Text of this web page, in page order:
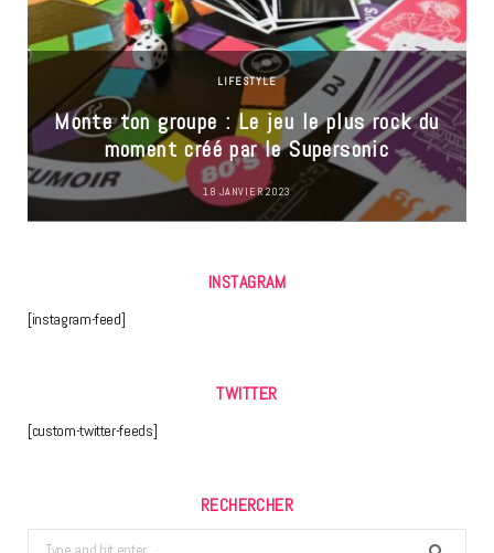
LIFESTYLE
Monte ton groupe : Le jeu le plus rock du
moment créé par le Supersonic
18 JANVIER 2023
INSTAGRAM
[instagram-feed]
TWITTER
[custom-twitter-feeds]
RECHERCHER
Search